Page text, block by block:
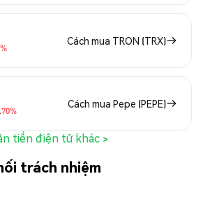
Cách mua TRON (TRX)
Cách mua Pepe (PEPE)
tiền điện tử khác >
trách nhiệm